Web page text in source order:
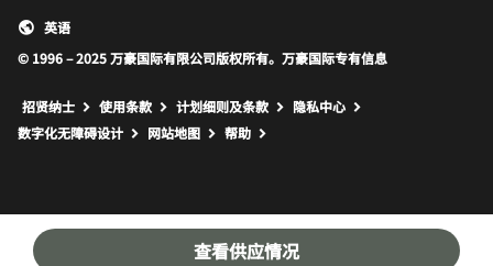
查看供应情况
© 1996 – 2025 万豪国际有限公司版权所有。万豪国际专有信息
英语
招贤纳士 使用条款 计划细则及条款
隐私中心
数字化无障碍设计
网站地图 打开新窗口
帮助